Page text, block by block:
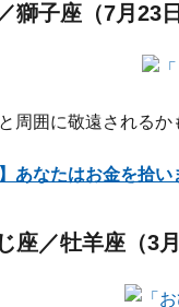
獅子座（7月23
周囲に敬遠されるか
あなたはお金を拾
座／牡羊座（3